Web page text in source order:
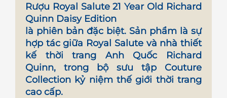
Rượu Royal Salute 21 Year Old Richard
Quinn Daisy Edition
là phiên bản đặc biệt. Sản phẩm là sự
hợp tác giữa Royal Salute và nhà thiết
kế thời trang Anh Quốc Richard
Quinn, trong bộ sưu tập Couture
Collection kỷ niệm thế giới thời trang
cao cấp.